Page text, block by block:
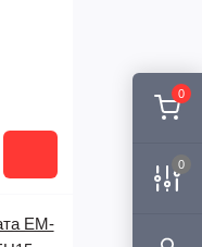
0
0